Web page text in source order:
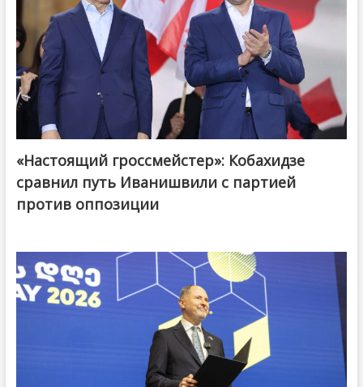
@ქართული ოცნება / Georgian Dream
«Настоящий гроссмейстер»: Кобахидзе
сравнил путь Иванишвили с партией
против оппозиции